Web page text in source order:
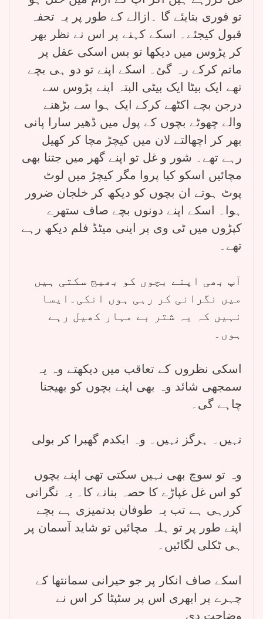
تو فوری بتایئے گا ۔ازالے کے طور پر یہ تحفہ
قبول کیجئے۔ اسکے کہنے پر اس نے نظر بھر
کر پڑوس میں دیکھا تو بس اسکی عقل پر
ماتم کرکے رہ گئ۔ اسکے اپنے تو دو ہی بچے
تھے ایک بیٹا ایک بیٹی البتہ اپنے پڑوس سے
درجن بچے اکٹھے کرکے ایک ہوا سے بڑھنے
والے چھوٹے بچوں کے پول میں ڈھیر سارا پانی
بھر کر اچھالتے لان میں کیچڑ مچا کر کھیل
رہے تھے۔ شور و غل تو اپنے گھر میں جتنا بھی
مچائیں اسکو کیا پروا مگر کیچڑ میں لوٹ
پوٹ ہوتے ان بچوں کو دیکھ کر خلجان ضرور
ہوا۔ اسکے اپنے دونوں بچے صاف ستھرے
کپڑوں میں ٹی وی پر اینی میٹڈ فلم دیکھ رہے
تھے۔
آپ بھی اپنے بچوں کو بھیج سکتی ہیں
میں نگرانی کر رہی ہوں انکی۔ایسا
نہیں کہ یہ شتر بے مہار کھیل رہے
ہوں۔
اسکی نظروں کے تعاقب میں دیکھتے وہ یہ
سمجھی شائد وہ بھی اپنے بچوں کو بھیجنا
چاہے گی۔
نہیں۔ ہرگز نہیں۔ وہ ایکدم گھبرا کر بولی
وہ تو سوچ بھی نہیں سکتی تھی اپنے بچوں
کو اس غل غپاڑے کا حصہ بنانے کا۔ یہ نگرانی
کررہی ہے تب یہ طوفان بدتمیزی ہے بچے
اپنے طور پر تو ہلہ مچائیں تو شاید آسمان پر
ہی ٹکلی لگائیں۔
اسکے صاف انکار پر جو حیرانی سمانتھا کے
چہرے پر ابھری اس پر سٹپٹا کر اس نے
وضاحت دی۔